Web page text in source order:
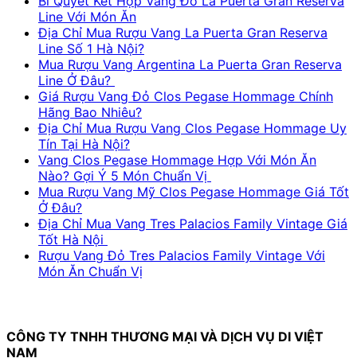
Line Với Món Ăn
Địa Chỉ Mua Rượu Vang La Puerta Gran Reserva
Line Số 1 Hà Nội?
Mua Rượu Vang Argentina La Puerta Gran Reserva
Line Ở Đâu?
Giá Rượu Vang Đỏ Clos Pegase Hommage Chính
Hãng Bao Nhiêu?
Địa Chỉ Mua Rượu Vang Clos Pegase Hommage Uy
Tín Tại Hà Nội?
Vang Clos Pegase Hommage Hợp Với Món Ăn
Nào? Gợi Ý 5 Món Chuẩn Vị
Mua Rượu Vang Mỹ Clos Pegase Hommage Giá Tốt
Ở Đâu?
Địa Chỉ Mua Vang Tres Palacios Family Vintage Giá
Tốt Hà Nội
Rượu Vang Đỏ Tres Palacios Family Vintage Với
Món Ăn Chuẩn Vị
CÔNG TY TNHH THƯƠNG MẠI VÀ DỊCH VỤ DI VIỆT
NAM